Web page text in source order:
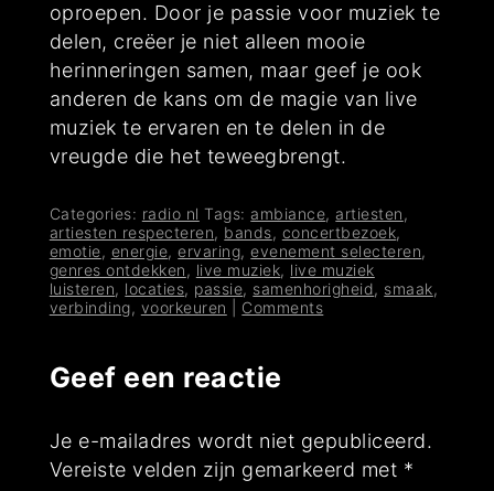
oproepen. Door je passie voor muziek te
delen, creëer je niet alleen mooie
herinneringen samen, maar geef je ook
anderen de kans om de magie van live
muziek te ervaren en te delen in de
vreugde die het teweegbrengt.
Categories: radio nl Tags: ambiance, artiesten ,
artiesten respecteren, bands, concertbezoek,
emotie, energie,ervaring,evenement selecteren,
genres ontdekken , live muziek, live muziek
luisteren, locaties, passie, samenhorigheid, smaak,
verbinding, voorkeuren Comments
Geef een reactie
Je e-mailadres wordt niet gepubliceerd.
Vereiste velden zijn gemarkeerd met *